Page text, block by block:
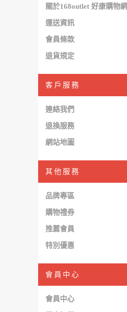
關於168outlet 好康購物網
運送資訊
會員條款
退貨規定
客戶服務
連絡我們
退換服務
網站地圖
其他服務
品牌專區
購物禮券
推薦會員
特別優惠
會員中心
會員中心